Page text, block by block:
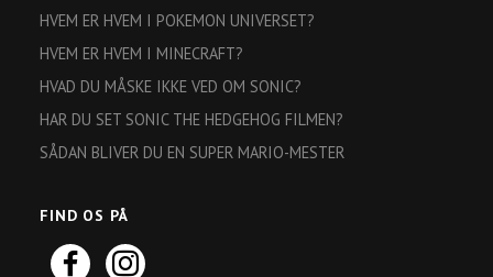
HVEM ER HVEM I POKEMON UNIVERSET?
HVEM ER HVEM I MINECRAFT?
HVAD DU MÅSKE IKKE VED OM SONIC?
HAR DU SET SONIC THE HEDGEHOG FILMEN?
SÅDAN BLIVER DU EN SUPER MARIO-MESTER
FIND OS PÅ